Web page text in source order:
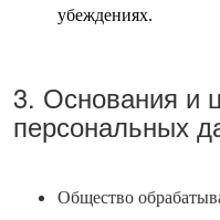
убеждениях.
3. Основания и
персональных
Общество